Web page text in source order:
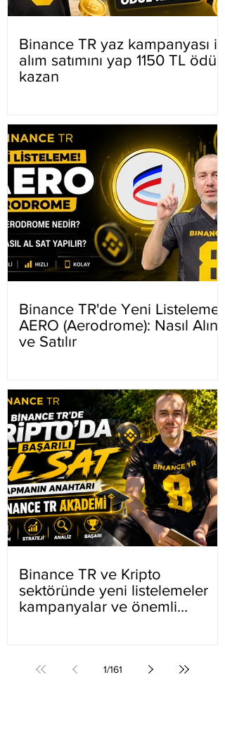
Binance TR yaz kampanyası ilk
alım satımını yap 1150 TL ödül
kazan
Binance TR'de Yeni Listeleme
AERO (Aerodrome): Nasıl Alınır
ve Satılır
Binance TR ve Kripto
sektöründe yeni listelemeler
kampanyalar ve önemli
1/161